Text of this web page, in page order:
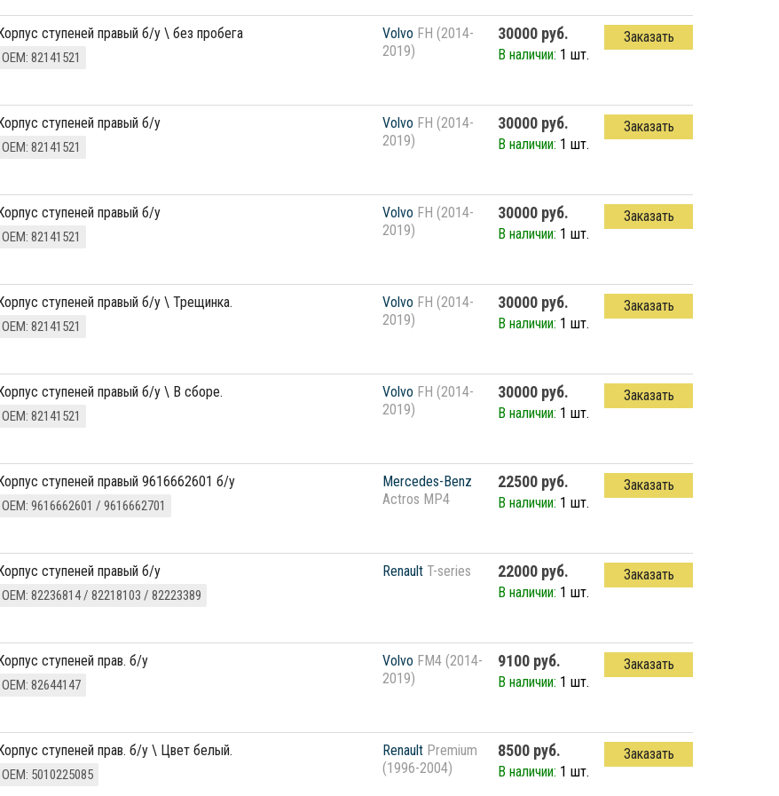
Корпус ступеней правый б/у \ без пробега
ОЕМ: 82141521
Volvo FH (2014-
2019)
30000 руб.
В наличии: 1 шт.
Заказать
Корпус ступеней правый б/у
ОЕМ: 82141521
Volvo FH (2014-
2019)
30000 руб.
В наличии: 1 шт.
Заказать
Корпус ступеней правый б/у
ОЕМ: 82141521
Volvo FH (2014-
2019)
30000 руб.
В наличии: 1 шт.
Заказать
Корпус ступеней правый б/у \ Трещинка.
ОЕМ: 82141521
Volvo FH (2014-
2019)
30000 руб.
В наличии: 1 шт.
Заказать
Корпус ступеней правый б/у \ В сборе.
ОЕМ: 82141521
Volvo FH (2014-
2019)
30000 руб.
В наличии: 1 шт.
Заказать
корпус ступеней правый 9616662601 б/у
ОЕМ: 9616662601 / 9616662701
Mercedes-Benz
Actros MP4
22500 руб.
В наличии: 1 шт.
Заказать
корпус ступеней правый б/у
ОЕМ: 82236814 / 82218103 / 82223389
Renault T-series 22000 руб.
В наличии: 1 шт.
Заказать
корпус ступеней прав. б/у
ОЕМ: 82644147
Volvo FM4 (2014-
2019)
9100 руб.
В наличии: 1 шт.
Заказать
корпус ступеней прав. б/у \ Цвет белый.
ОЕМ: 5010225085
Renault Premium
(1996-2004)
8500 руб.
В наличии: 1 шт.
Заказать